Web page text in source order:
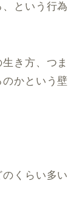
という行為
き方、つま
かという壁
くらい多い